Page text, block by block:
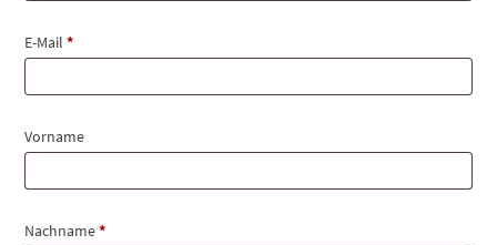
E-Mail*erforderlich
Vorname
Nachname*erforderlich